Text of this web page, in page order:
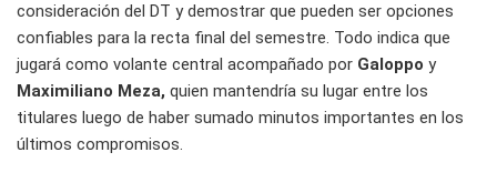
consideración del DT y demostrar que pueden ser opciones
confiables para la recta final del semestre. Todo indica que
jugará como volante central acompañado por Galoppo y
Maximiliano Meza, quien mantendría su lugar entre los
titulares luego de haber sumado minutos importantes en los
últimos compromisos.